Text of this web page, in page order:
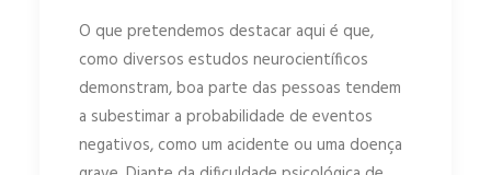
O que pretendemos destacar aqui é que,
como diversos estudos neurocientíficos
demonstram, boa parte das pessoas tendem
a subestimar a probabilidade de eventos
negativos, como um acidente ou uma doença